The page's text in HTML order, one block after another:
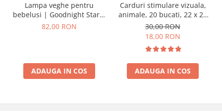
Lampa veghe pentru
bebelusi | Goodnight Starry
Sky
82,00 RON
ADAUGA IN COS
Carduri stimulare vizuala,
animale, 20 bucati, 22 x 22
cm, Onshine
30,00 RON
18,00 RON
ADAUGA IN COS